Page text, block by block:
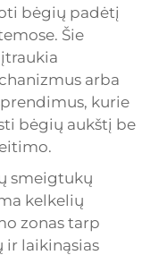
bėgių padėtį
Šie
arba
kurie
bėgių aukštį be
smeigtukų
kelkelių
zonas tarp
laikinąsias